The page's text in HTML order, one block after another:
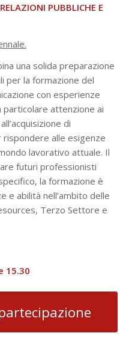
PUBBLICHE E
una solida preparazione
per la formazione del
con esperienze
attenzione ai
di
alle esigenze
lavorativo attuale. Il
futuri professionisti
la formazione è
e abilità nell’ambito delle
Terzo Settore e
15.30